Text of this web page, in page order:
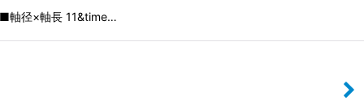
軸径×軸長 11&time…